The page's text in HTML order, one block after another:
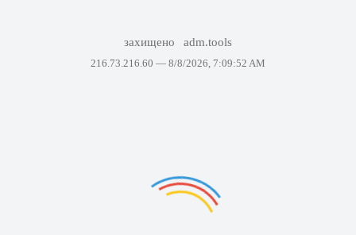
захищено adm.tools
216.73.216.60 — 8/8/2026, 7:09:52 AM